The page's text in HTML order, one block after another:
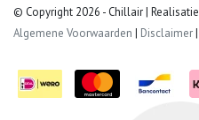
© Copyright 2026 - Chillair | Realisatie
Algemene Voorwaarden | Disclaimer|